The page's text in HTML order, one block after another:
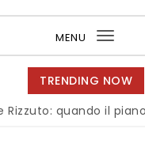
MENU
TRENDING NOW
quando il